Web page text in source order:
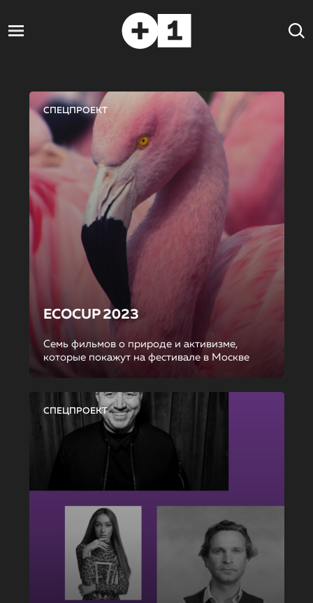
СПЕЦПРОЕКТ
ECOCUP 2023
Семь фильмов о природе и активизме,
которые покажут на фестивале в Москве
СПЕЦПРОЕКТ